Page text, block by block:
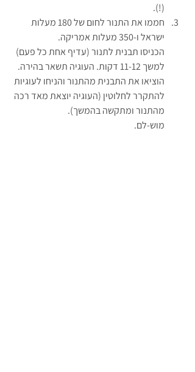
(!).
חממו את התנור לחום של 180 מעלות
ישראל ו-350 מעלות אמריקה.
הכניסו תבנית לתנור (עדיף אחת כל פעם)
למשך 11-12 דקות. העוגיה תשאר בהירה.
הוציאו את התבנית מהתנור והניחו לעוגיות
להתקרר לחלוטין (העוגיה יוצאת מאד רכה
מהתנור ומתקשה בהמשך).
מוש-לם.